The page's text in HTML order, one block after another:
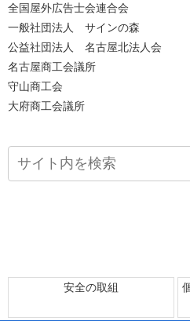
全国屋外広告士会連合会
一般社団法人 サインの森
公益社団法人 名古屋北法人会
名古屋商工会議所
守山商工会
大府商工会議所
安全の取組